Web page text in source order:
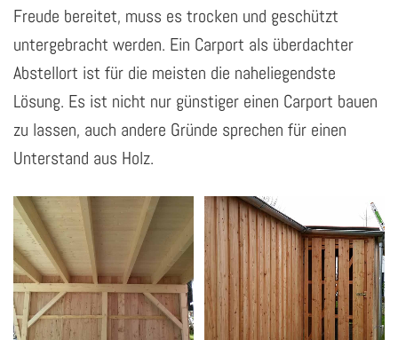
Freude bereitet, muss es trocken und geschützt
untergebracht werden. Ein Carport als überdachter
Abstellort ist für die meisten die naheliegendste
Lösung. Es ist nicht nur günstiger einen Carport bauen
zu lassen, auch andere Gründe sprechen für einen
Unterstand aus Holz.